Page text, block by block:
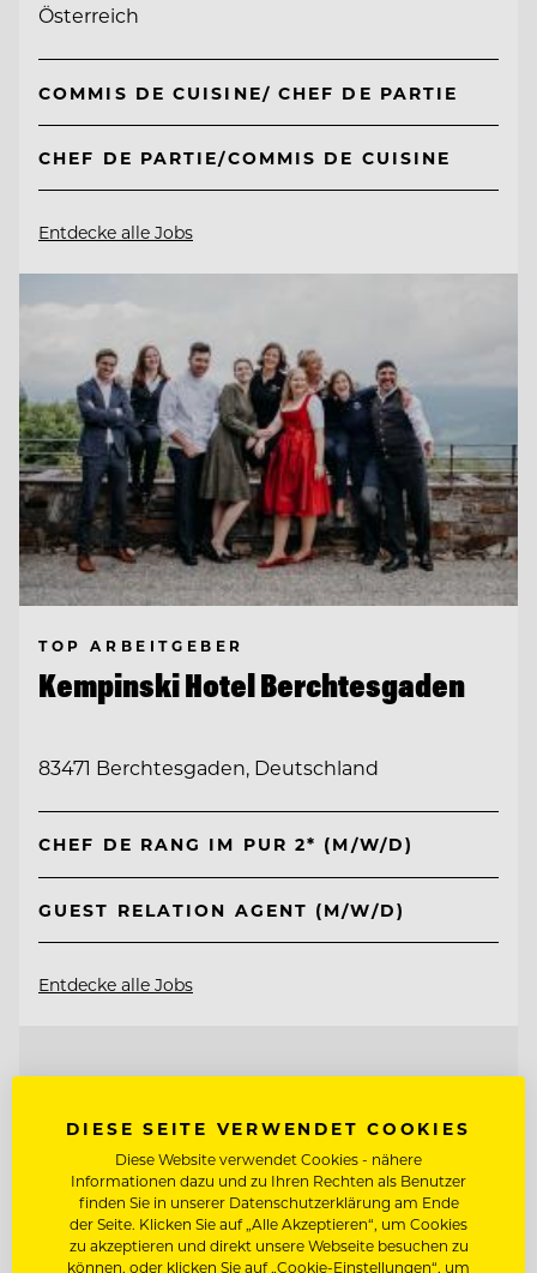
Österreich
COMMIS DE CUISINE/ CHEF DE PARTIE
CHEF DE PARTIE/COMMIS DE CUISINE
Entdecke alle Jobs
TOP ARBEITGEBER
Kempinski Hotel Berchtesgaden
83471 Berchtesgaden, Deutschland
CHEF DE RANG IM PUR 2* (M/W/D)
GUEST RELATION AGENT (M/W/D)
Entdecke alle Jobs
DIESE SEITE VERWENDET COOKIES
Diese Website verwendet Cookies - nähere
Informationen dazu und zu Ihren Rechten als Benutzer
finden Sie in unserer Datenschutzerklärung am Ende
der Seite. Klicken Sie auf „Alle Akzeptieren“, um Cookies
zu akzeptieren und direkt unsere Webseite besuchen zu
können, oder klicken Sie auf „Cookie-Einstellungen“, um